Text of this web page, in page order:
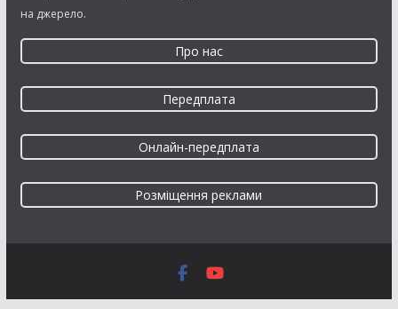
на джерело.
Про нас
Передплата
Онлайн-передплата
Розміщення реклами